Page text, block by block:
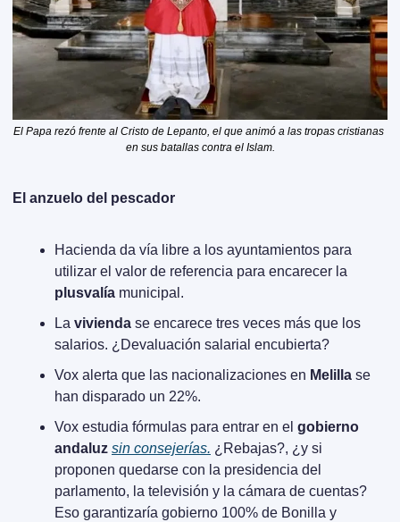
El Papa rezó frente al Cristo de Lepanto, el que animó a las tropas cristianas
en sus batallas contra el Islam.
El anzuelo del pescador
Hacienda da vía libre a los ayuntamientos para
plusvalía municipal.
La vivienda se encarece tres veces más que los
salarios. ¿Devaluación salarial encubierta?
Vox alerta que las nacionalizaciones en Melilla se
han disparado un 22%.
Vox estudia fórmulas para entrar en el gobierno
andaluz sin consejerías. ¿Rebajas?, ¿y si
proponen quedarse con la presidencia del
parlamento, la televisión y la cámara de cuentas?
Eso garantizaría gobierno 100% de Bonilla y